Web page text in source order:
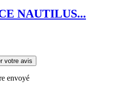
NAUTILUS...
votre avis
envoyé